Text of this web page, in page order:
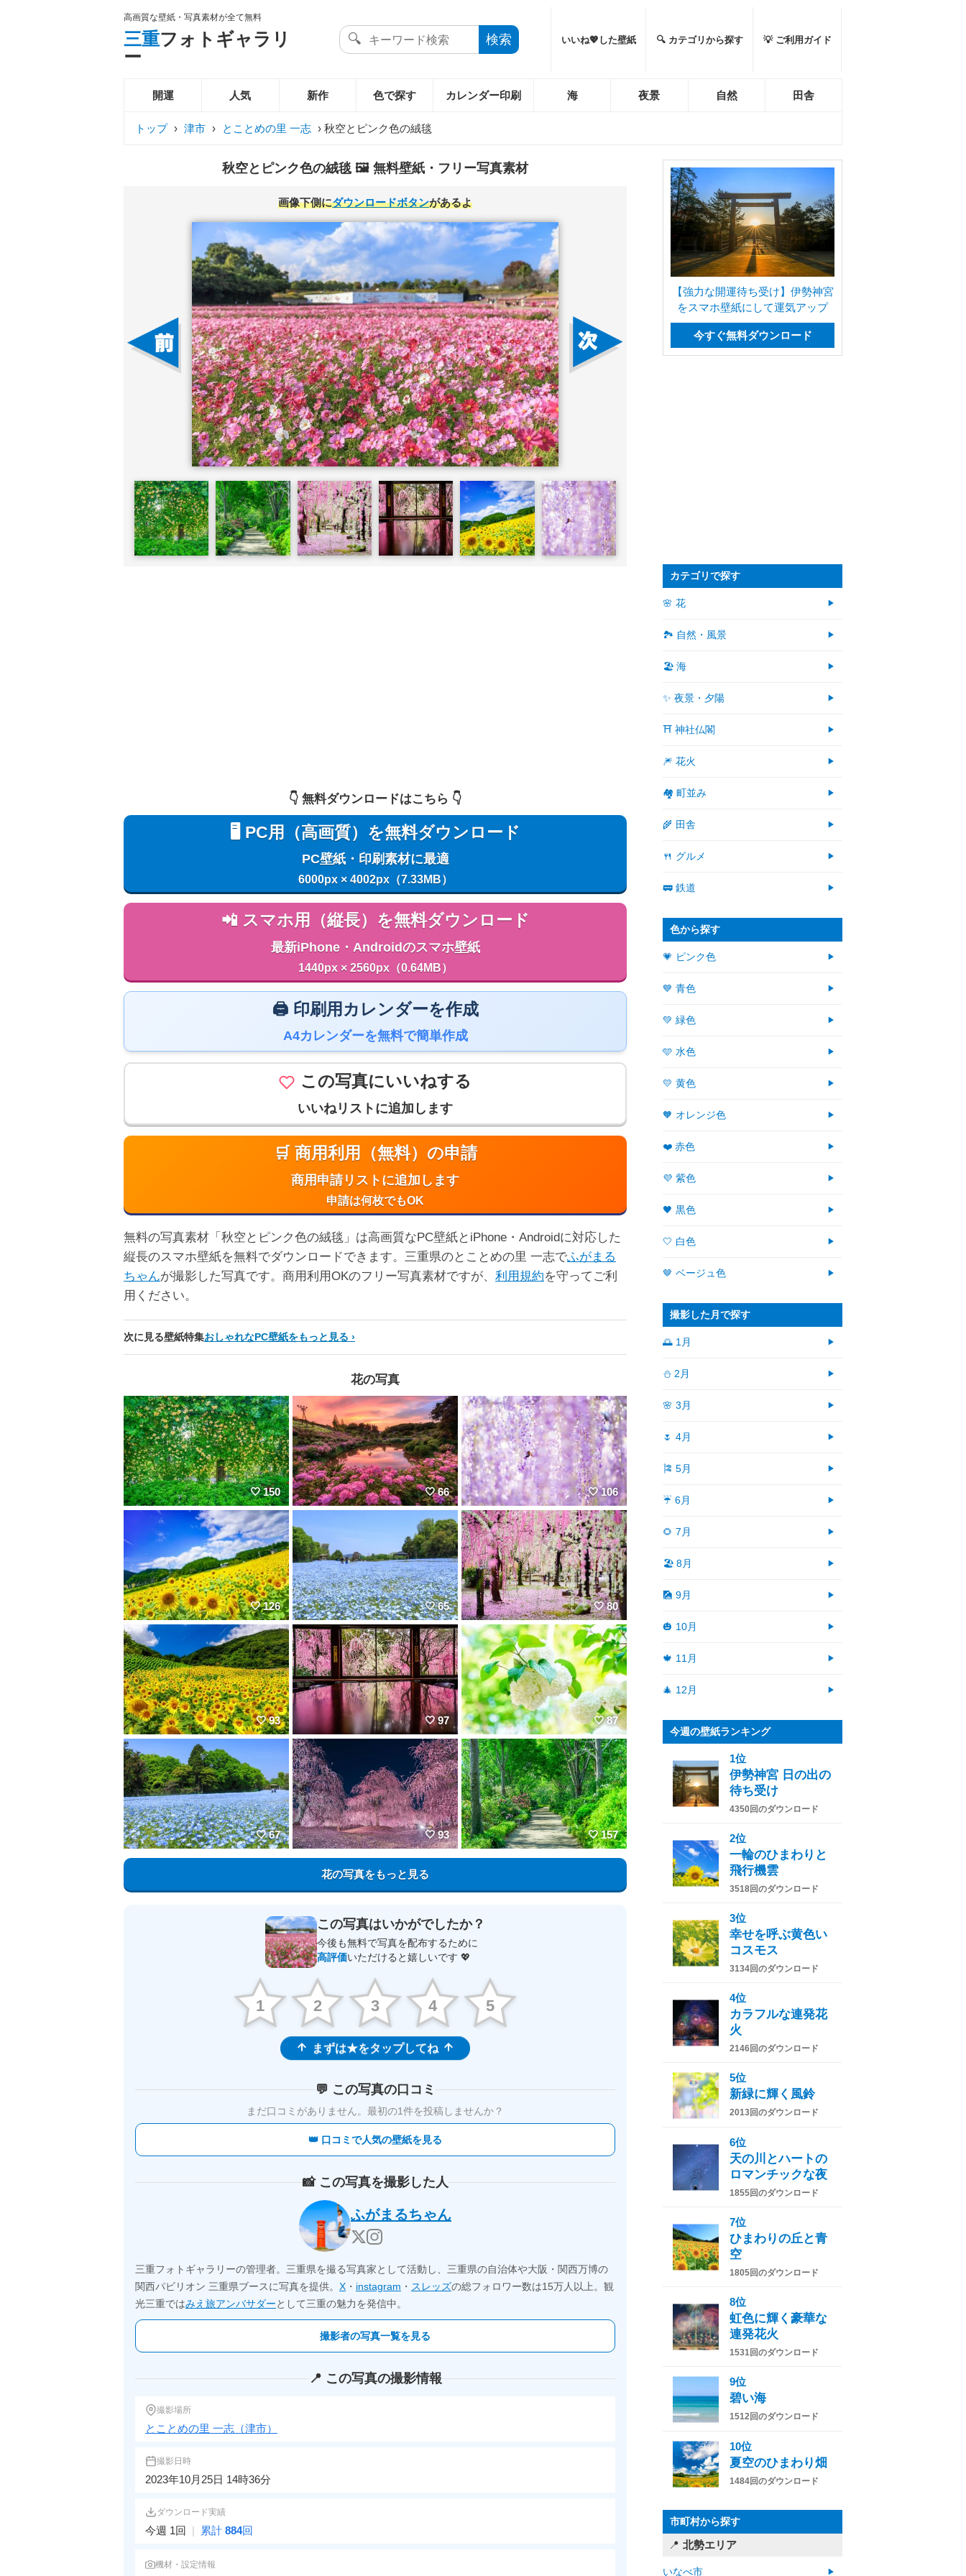
高画質な壁紙・写真素材が全て無料
三重フォトギャラリ
ー
いいね💖した壁紙 🔍 カテゴリから探す 💡 ご利用ガイド
開運 人気 新作 色で探す カレンダー印刷 海 夜景 自然 田舎
トップ › 津市 › とことめの里 一志 › 秋空とピンク色の絨毯
秋空とピンク色の絨毯 🖼️ 無料壁紙・フリー写真素材
画像下側にダウンロードボタンがあるよ
👇️ 無料ダウンロードはこちら 👇️
🖥️ PC用（高画質）を無料ダウンロード
PC壁紙・印刷素材に最適
6000px × 4002px（7.33MB）
📲 スマホ用（縦長）を無料ダウンロード
最新iPhone・Androidのスマホ壁紙
1440px × 2560px（0.64MB）
🖨️ 印刷用カレンダーを作成
A4カレンダーを無料で簡単作成
この写真にいいねする
いいねリストに追加します
🛒 商用利用（無料）の申請
商用申請リストに追加します
申請は何枚でもOK
無料の写真素材「秋空とピンク色の絨毯」は高画質なPC壁紙とiPhone・Androidに対応した
縦長のスマホ壁紙を無料でダウンロードできます。三重県のとことめの里 一志でふがまる
ちゃんが撮影した写真です。商用利用OKのフリー写真素材ですが、 利用規約を守ってご利
用ください。
次に見る壁紙特集おしゃれなPC壁紙をもっと見る
花の写真
150 66 106
126 65 80
93 97 87
67 93 157
花の写真をもっと見る
この写真はいかがでしたか？
今後も無料で写真を配布するために
高評価いただけると嬉しいです 💖
1 2 3 4 5
まずは★をタップしてね
💬 この写真の口コミ
まだ口コミがありません。 最初の1件を投稿しませんか？
👑 口コミで人気の壁紙を見る
📸 この写真を撮影した人
ふがまるちゃん
三重フォトギャラリーの管理者。三重県を撮る写真家として活動し、三重県の自治体や大阪・関西万博の
関西パビリオン 三重県ブースに写真を提供。 X ・ instagram ・ スレッズの総フォロワー数は15万人以上。観
光三重ではみえ旅アンバサダーとして三重の魅力を発信中。
撮影者の写真一覧を見る
📍 この写真の撮影情報
撮影場所
とことめの里 一志（津市）
撮影日時
2023年10月25日 14時36分
ダウンロード実績
今週 1回 | 累計 884回
機材・設定情報
【強力な開運待ち受け】伊勢神宮
をスマホ壁紙にして運気アップ
今すぐ無料ダウンロード
カテゴリで探す
🌸 花
🏞️ 自然・風景
🏖 海
✨ 夜景・夕陽
⛩ 神社仏閣
🎆 花火
🏘 町並み
🌾 田舎
🍴 グルメ
🚃 鉄道
色から探す
💗 ピンク色
💙 青色
💚 緑色
🩵 水色
💛 黄色
🧡 オレンジ色
❤️ 赤色
💜 紫色
🖤 黒色
🤍 白色
🤎 ベージュ色
撮影した月で探す
🌅 1月
⛄ 2月
🌸 3月
🌷 4月
🎏 5月
☔ 6月
🌻 7月
🏖 8月
🎑 9月
🎃 10月
🍁 11月
🎄 12月
今週の壁紙ランキング
1位
伊勢神宮 日の出の
待ち受け
4350回のダウンロード
2位
一輪のひまわりと
飛行機雲
3518回のダウンロード
3位
幸せを呼ぶ黄色い
コスモス
3134回のダウンロード
4位
カラフルな連発花
火
2146回のダウンロード
5位
新緑に輝く風鈴
2013回のダウンロード
6位
天の川とハートの
ロマンチックな夜
1855回のダウンロード
7位
ひまわりの丘と青
空
1805回のダウンロード
8位
虹色に輝く豪華な
連発花火
1531回のダウンロード
9位
碧い海
1512回のダウンロード
10位
夏空のひまわり畑
1484回のダウンロード
市町村から探す
北勢エリア
いなべ市